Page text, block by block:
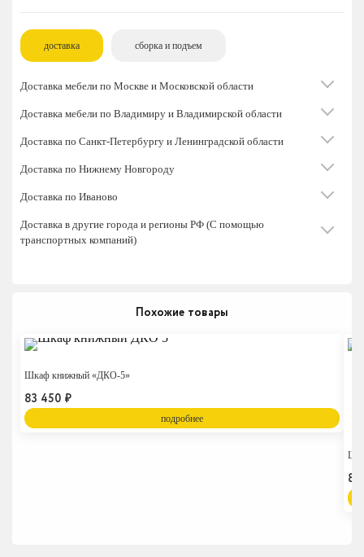
доставка сборка и подъем
Доставка мебели по Москве и Московской области
Доставка мебели по Владимиру и Владимирской области
Доставка по Санкт-Петербургу и Ленинградской области
Доставка по Нижнему Новгороду
Доставка по Иваново
Доставка в другие города и регионы РФ (С помощью
транспортных компаний)
Похожие товары
Шкаф книжный «ДКО-5»
83 450 ₽
подробнее
8